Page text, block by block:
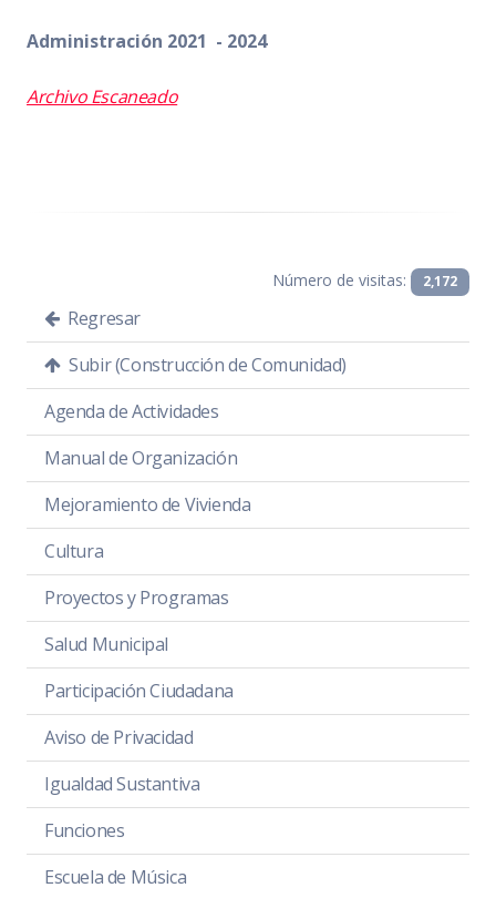
Administración 2021 - 2024
Archivo Escaneado
Número de visitas: 2,172
Regresar
Subir (Construcción de Comunidad)
Agenda de Actividades
Manual de Organización
Mejoramiento de Vivienda
Cultura
Proyectos y Programas
Salud Municipal
Participación Ciudadana
Aviso de Privacidad
Igualdad Sustantiva
Funciones
Escuela de Música